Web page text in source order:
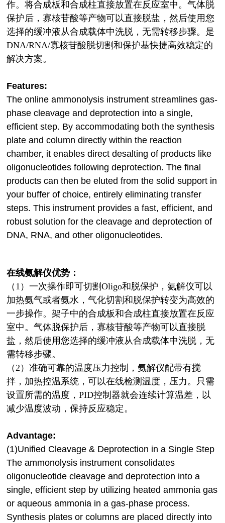
作。将合成板和合成柱直接放置在反应室中。气体脱
保护后，寡核苷酸等产物可以直接脱盐，然后使用您
选择的缓冲液从合成载体中洗脱，无需转移步骤。是
DNA/RNA/寡核苷酸脱切割和保护基快捷高效稳定的
解决方案。
Features:
The online ammonolysis instrument streamlines gas-
phase cleavage and deprotection into a single,
efficient step. By accommodating both the synthesis
plate and column directly within the reaction
chamber, it enables direct desalting of products like
oligonucleotides following deprotection. The final
products can then be eluted from the solid support in
your buffer of choice, entirely eliminating transfer
steps. This instrument provides a fast, efficient, and
robust solution for the cleavage and deprotection of
DNA, RNA, and other oligonucleotides.
在线氨解仪优势：
（1）一次操作即可切割Oligo和脱保护，氨解仪可以
加热氨气或者氨水，气化切割和脱保护转变为高效的
一步操作。架子中的合成板和合成柱直接放置在反应
室中。气体脱保护后，寡核苷酸等产物可以直接脱
盐，然后使用您选择的缓冲液从合成载体中洗脱，无
需转移步骤。
（2）准确可靠的温度压力控制，氨解仪配带有搅
拌，加热控温系统，可以在线检测温度，压力。只需
设置所需的温度，PID控制器就会连续计算温差，以
减少温度波动，保持反应稳定。
Advantage:
(1)Unified Cleavage & Deprotection in a Single Step
The ammonolysis instrument consolidates
oligonucleotide cleavage and deprotection into a
single, efficient step by utilizing heated ammonia gas
or aqueous ammonia in a gas-phase process.
Synthesis plates or columns are placed directly into